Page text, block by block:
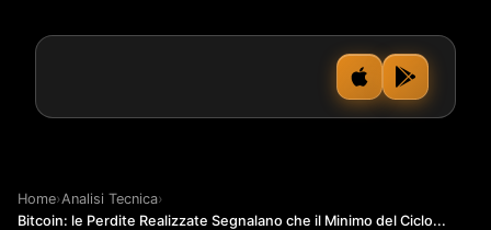
Home›Analisi Tecnica›
Bitcoin: le Perdite Realizzate Segnalano che il Minimo del Ciclo...